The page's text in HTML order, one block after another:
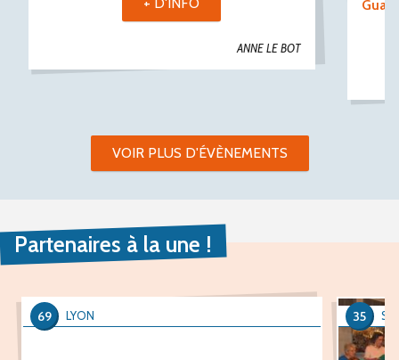
ANNE LE BOT
VOIR PLUS D'ÉVÈNEMENTS
Partenaires à la une !
LYON
69 35